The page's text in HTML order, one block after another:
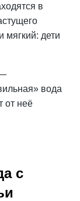
в
мягкий: дети
вода
от неё
с